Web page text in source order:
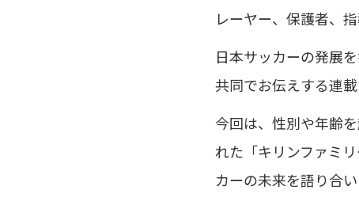
レーヤー、保護者、
日本サッカーの発展
共同でお伝えする連
今回は、性別や年齢
れた「キリンファミ
カーの未来を語り合い